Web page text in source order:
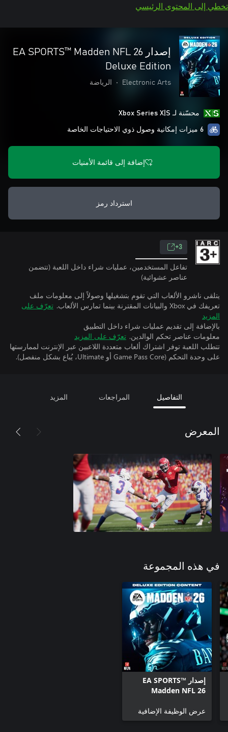
تخطي إلى المحتوى الرئيسي
إصدار EA SPORTS™ Madden NFL 26
Deluxe Edition
Electronic Arts
• الرياضة
محسّنة لـ Xbox Series X|S
6 ميزات إمكانية وصول ذوي الاحتياجات الخاصة
إضافة إلى قائمة الأمنيات
استرداد رمز
3+
تفاعل المستخدمين، عمليات شراء داخل اللعبة (تتضمن
عناصر عشوائية)
يتلقى ناشرو الألعاب التي تقوم بتشغيلها وصولاً إلى معلومات ملف
تعريفك في Xbox والبيانات المقترنة بينما تمارس الألعاب.
تعرّف على
المزيد
بالإضافة إلى تقديم عمليات شراء داخل التطبيق
معلومات عناصر تحكم الوالدين. تعرّف على المزيد
تتطلب اللعبة توفر اشتراك ألعاب متعددة اللاعبين عبر الإنترنت لممارستها
على وحدة التحكم (Game Pass Core أو Ultimate، يُباع بشكل منفصل).
التفاصيل المراجعات المزيد
المعرض
في هذه المجموعة
إصدار EA SPORTS™
Madden NFL 26
عرض الوظيفة الإضافية